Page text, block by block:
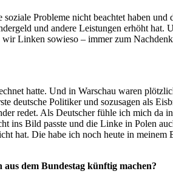
Probleme nicht beachtet haben
und andere Leistungen erhöht hat.
Linken sowieso – immer zum
hatte. Und in Warschau waren
Politiker und sozusagen als
redet. Als Deutscher fühle ich mich da
ins Bild passte und die Linke in Polen
hat. Die habe ich noch heute in
dem Bundestag künftig machen?